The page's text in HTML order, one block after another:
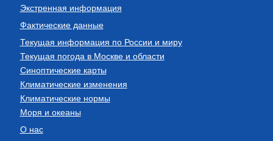
Экстренная информация
Фактические данные
Текущая информация по России и миру
Текущая погода в Москве и области
Синоптические карты
Климатические изменения
Климатические нормы
Моря и океаны
О нас